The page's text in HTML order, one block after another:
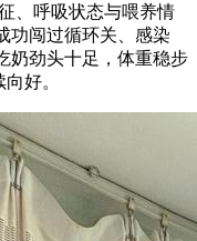
、呼吸状态与喂养情
功闯过循环关、感染
奶劲头十足，体重稳步
好。